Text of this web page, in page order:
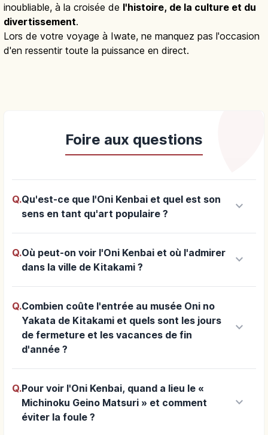
inoubliable, à la croisée de l'histoire, de la culture et du
divertissement.
Lors de votre voyage à Iwate, ne manquez pas l'occasion
d'en ressentir toute la puissance en direct.
Foire aux questions
Q.Qu'est-ce que l'Oni Kenbai et quel est son
sens en tant qu'art populaire ?
keyboard_arrow_down
Q.Où peut-on voir l'Oni Kenbai et où l'admirer
dans la ville de Kitakami ?
keyboard_arrow_down
Q.Combien coûte l'entrée au musée Oni no
Yakata de Kitakami et quels sont les jours
de fermeture et les vacances de fin
d'année ?
keyboard_arrow_down
Q.Pour voir l'Oni Kenbai, quand a lieu le «
Michinoku Geino Matsuri » et comment
éviter la foule ?
keyboard_arrow_down